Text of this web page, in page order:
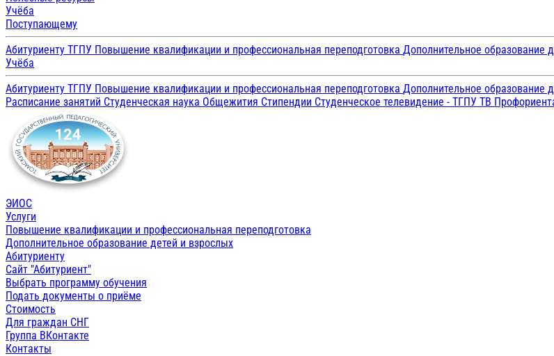
Учёба
Поступающему
Абитуриенту ТГПУ Повышение квалификации и профессиональная переподготовка Дополнительное образование
Учёба
Абитуриенту ТГПУ Повышение квалификации и профессиональная переподготовка Дополнительное образование
Расписание занятий Студенческая наука Общежития Стипендии Студенческое телевидение - ТГПУ ТВ
ЭИОС
Услуги
Повышение квалификации и профессиональная переподготовка
Дополнительное образование детей и взрослых
Абитуриенту
Сайт "Абитуриент"
Выбрать программу обучения
Подать документы о приёме
Стоимость
Для граждан СНГ
Группа ВКонтакте
Контакты